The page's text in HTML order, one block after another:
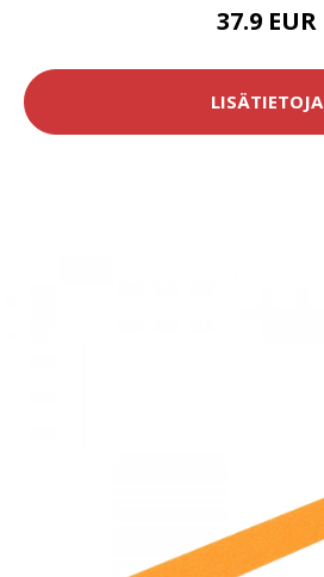
37.9 EUR
LISÄTIETOJA